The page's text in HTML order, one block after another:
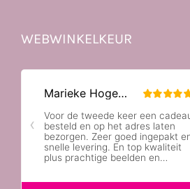
WEBWINKELKEUR